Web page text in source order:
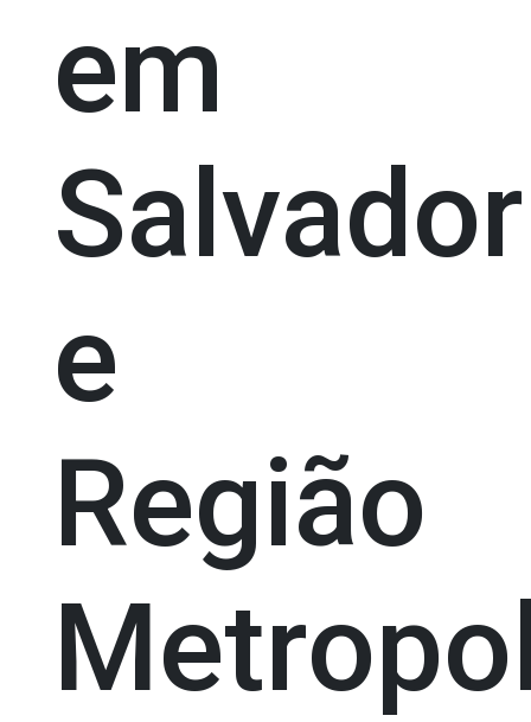
em
Salvador
e
Região